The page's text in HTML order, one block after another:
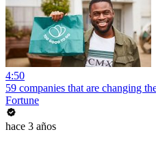
4:50
59 companies that are changing
Fortune
hace 3 años